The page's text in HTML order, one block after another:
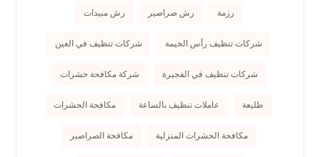
رزمة رش صراصير رش مبيدات
شركات تنظيف رأس الخيمة شركات تنظيف في العين
شركات تنظيف في الفجيرة شركة مكافحة حشرات
طليعة عاملات تنظيف بالساعة مكافحة الحشرات
مكافحة الحشرات المنزلية مكافحة الصراصير